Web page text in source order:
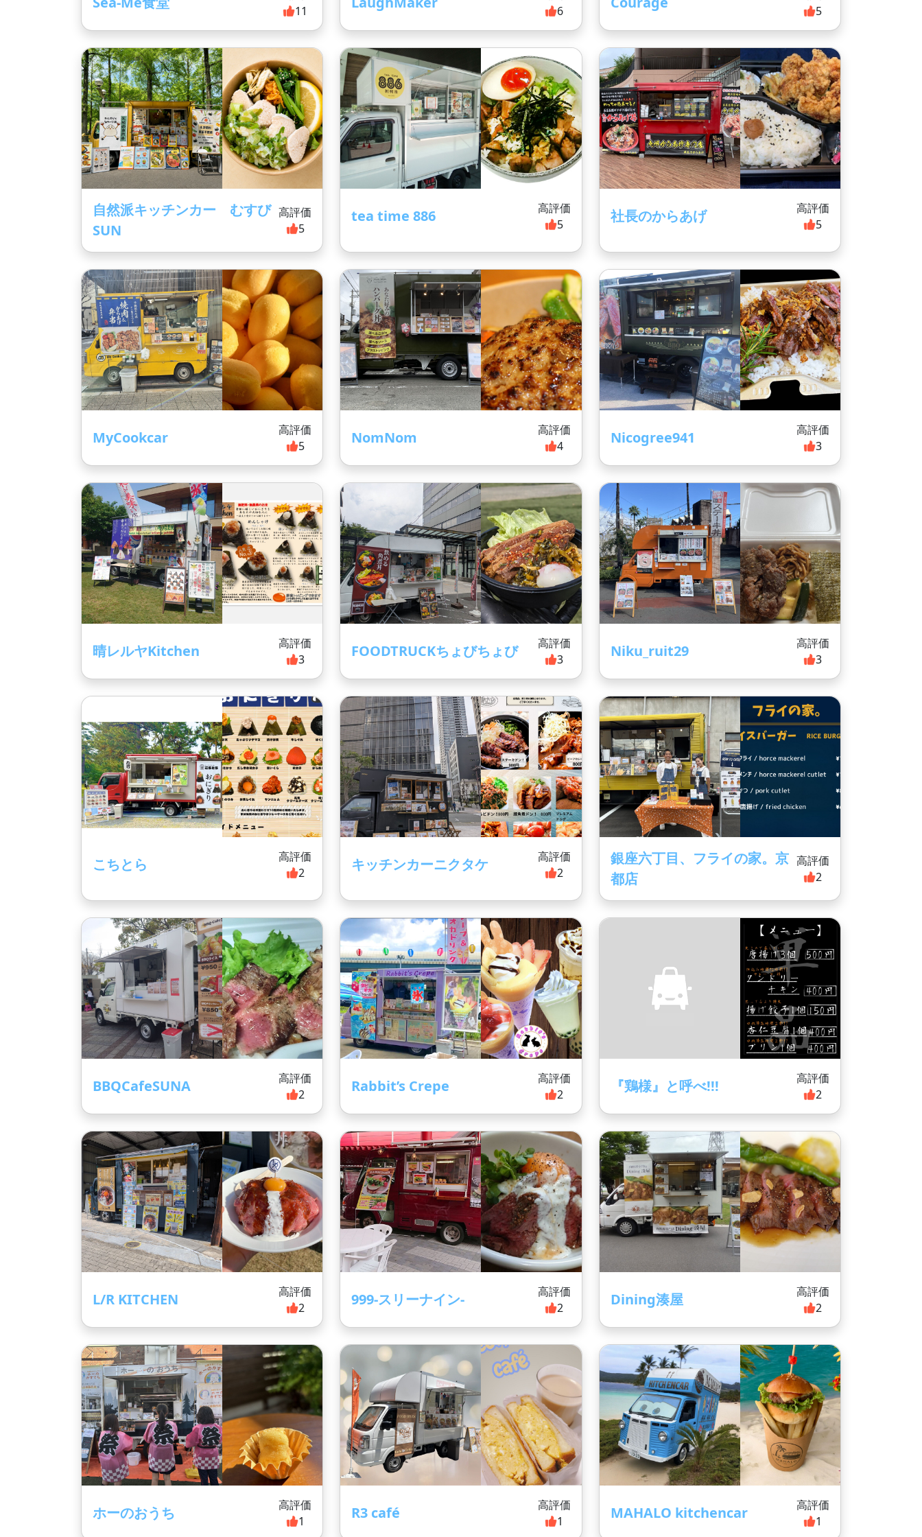
11
6
5
自然派キッチンカー むすび
SUN
高評価
5
tea time 886
高評価
5
社長のからあげ
高評価
5
MyCookcar
高評価
5
NomNom
高評価
4
Nicogree941
高評価
3
晴レルヤKitchen
高評価
3
FOODTRUCKちょびちょび
高評価
3
Niku_ruit29
高評価
3
こちとら
高評価
2
キッチンカーニクタケ
高評価
2
銀座六丁目、フライの家。京
都店
高評価
2
BBQCafeSUNA
高評価
2
Rabbit’s Crepe
高評価
2
『鶏様』と呼べ!!!
高評価
2
L/R KITCHEN
高評価
2
999-スリーナイン-
高評価
2
Dining湊屋
高評価
2
ホーのおうち
高評価
1
R3 café
高評価
1
MAHALO kitchencar
高評価
1